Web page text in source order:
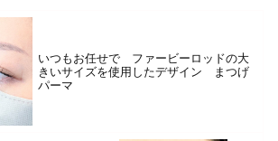
いつもお任せで ファービーロッドの大
きいサイズを使用したデザイン まつげ
パーマ